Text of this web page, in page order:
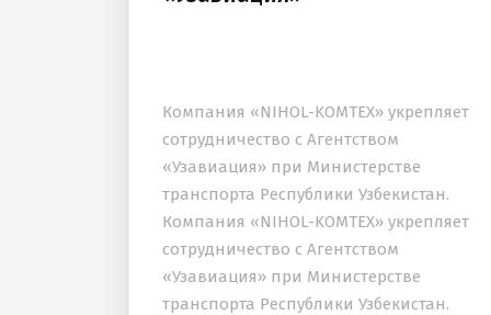
Компания «NIHOL-KOMTEX» укрепляет
сотрудничество с Агентством
«Узавиация» при Министерстве
транспорта Республики Узбекистан.
Компания «NIHOL-KOMTEX» укрепляет
сотрудничество с Агентством
«Узавиация» при Министерстве
транспорта Республики Узбекистан.